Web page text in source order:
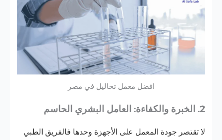
افضل معمل تحاليل في مصر
2. الخبرة والكفاءة: العامل البشري الحاسم
لا تقتصر جودة المعمل على الأجهزة وحدها فالفريق الطبي